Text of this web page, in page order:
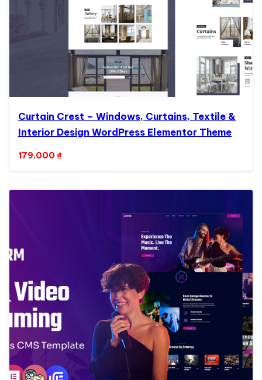
Curtain Crest – Windows, Curtains, Textile &
Interior Design WordPress Elementor Theme
179.000 ₫